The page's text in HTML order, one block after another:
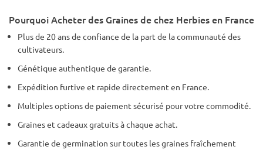
Pourquoi Acheter des Graines de chez Herbies en France
Plus de 20 ans de confiance de la part de la communauté des
cultivateurs.
Génétique authentique de garantie.
Expédition furtive et rapide directement en France.
Multiples options de paiement sécurisé pour votre commodité.
Graines et cadeaux gratuits à chaque achat.
Garantie de germination sur toutes les graines fraîchement